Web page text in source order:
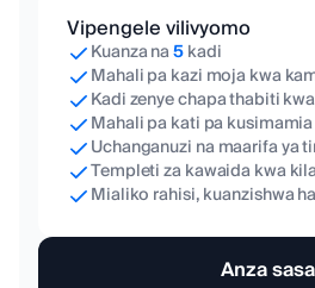
Vipengele vilivyomo
Kuanza na5kadi
Mahali pa kazi moja kwa
Kadi zenye chapa thabiti
Mahali pa kati pa
Uchanganuzi na maarifa ya
Templeti za kawaida kwa
Mialiko rahisi, kuanzishwa
Anza sasa